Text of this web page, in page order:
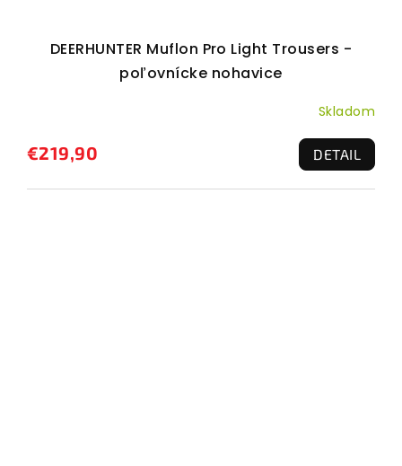
DEERHUNTER Muflon Pro Light Trousers -
poľovnícke nohavice
Skladom
€219,90 DETAIL